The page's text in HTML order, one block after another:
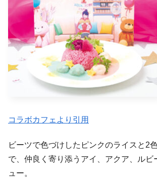
コラボカフェより引用
ビーツで色づけしたピンクのライスと2
で、仲良く寄り添うアイ、アクア、ルビ
ュー。